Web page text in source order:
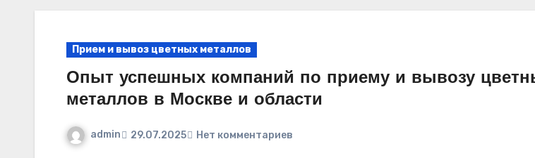
Прием и вывоз цветных металлов
Опыт успешных компаний по приему и вывозу
металлов в Москве и области
admin 29.07.2025 Нет комментариев